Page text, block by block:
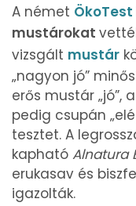
A német ÖkoTest
mustárokat
vizsgált mustár
„nagyon jó”
erős mustár „jó”, a
pedig csupán
tesztet. A
kapható Alnatura
erukasav és
igazolták.